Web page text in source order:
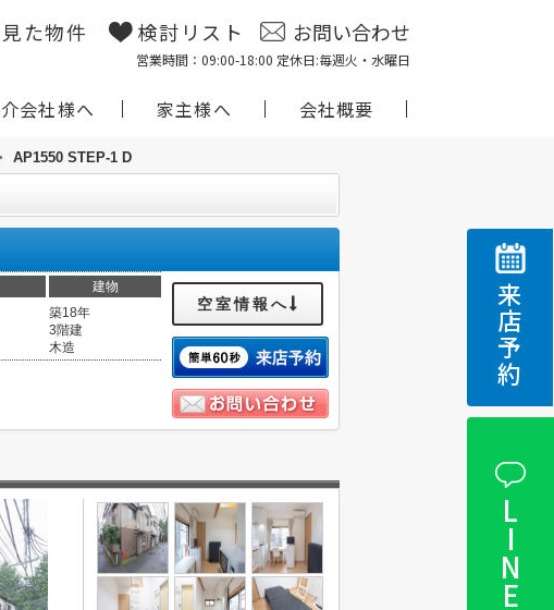
た物件 検討リスト お問い合わせ
営業時間：09:00-18:00 定休日:毎週火・水曜日
会社様へ 家主様へ 会社概要
来店予約
LINE
AP1550 STEP-1 D
建物
築18年
3階建
木造
空室情報へ